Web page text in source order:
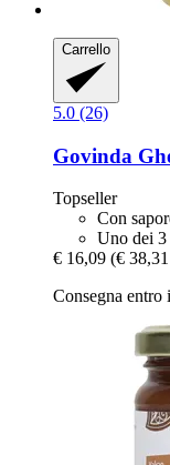
Carrello
5.0 (26)
Govinda
Topseller
Con
Uno dei 3
€ 16,09 (€
Consegna entro